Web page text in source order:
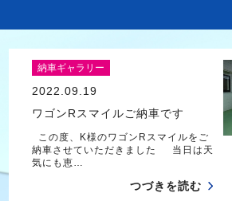
納車ギャラリー
2022.09.19
ワゴンRスマイルご納車です
この度、K様のワゴンRスマイルをご
納車させていただきました 当日は天
気にも恵…
つづきを読む